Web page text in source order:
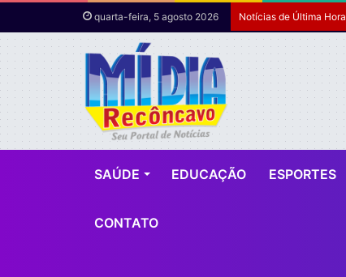
quarta-feira, 5 agosto 2026 Notícias de Última Hora
SAÚDE EDUCAÇÃO ESPORTES
CONTATO